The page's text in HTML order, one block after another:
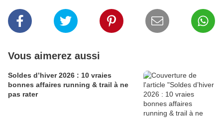
Vous aimerez aussi
Soldes d’hiver 2026 : 10 vraies
bonnes affaires running & trail à ne
pas rater